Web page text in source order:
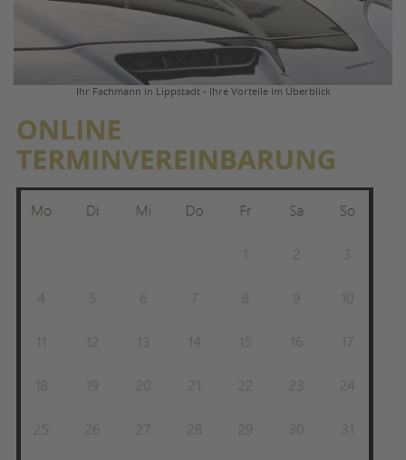
Ihr Fachmann in Lippstadt - Ihre Vorteile im Überblick